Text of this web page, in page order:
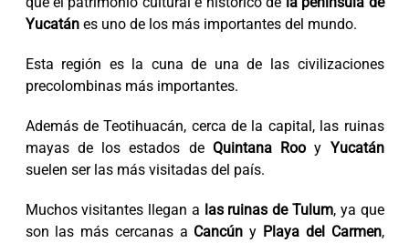
Yucatánes uno de los más importantes del mundo.
Esta región es la cuna de una de las civilizaciones
precolombinas más importantes.
Además de Teotihuacán, cerca de la capital, las ruinas
mayas de los estados de Quintana Roo y Yucatán
suelen ser las más visitadas del país.
Muchos visitantes llegan a las ruinas de Tulum, ya que
son las más cercanas a Cancún y Playa del Carmen,